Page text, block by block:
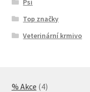
Psi
Top značky
Veterinární krmivo
% Akce 44